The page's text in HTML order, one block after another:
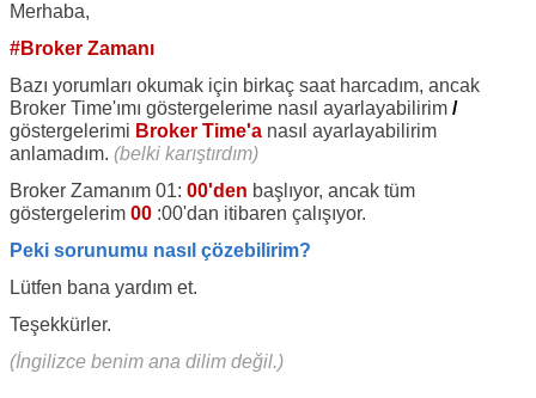
Merhaba,
#Broker Zamanı
Bazı yorumları okumak için birkaç saat harcadım, ancak
Broker Time'ımı göstergelerime nasıl ayarlayabilirim /
göstergelerimi Broker Time'a nasıl ayarlayabilirim
anlamadım. (belki karıştırdım)
Broker Zamanım 01: 00'den başlıyor, ancak tüm
göstergelerim 00 :00'dan itibaren çalışıyor.
Peki sorunumu nasıl çözebilirim?
Lütfen bana yardım et.
Teşekkürler.
(İngilizce benim ana dilim değil.)